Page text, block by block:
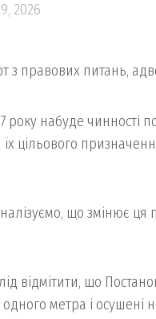
2026
з правових питань,
року набуде
цільового
що змінює ця
відмітити, що
метра і осушені